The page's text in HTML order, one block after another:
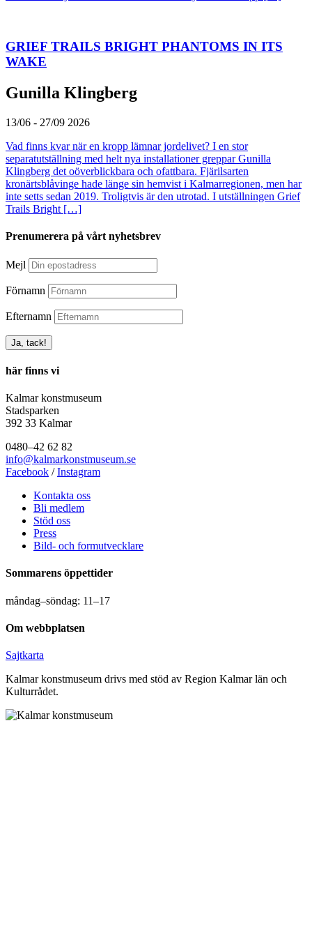
GRIEF TRAILS BRIGHT PHANTOMS IN ITS
WAKE
Gunilla Klingberg
13/06 - 27/09 2026
Vad finns kvar när en kropp lämnar jordelivet? I en stor
separatutställning med helt nya installationer greppar Gunilla
Klingberg det oöverblickbara och ofattbara. Fjärilsarten
kronärtsblåvinge hade länge sin hemvist i Kalmarregionen, men har
inte setts sedan 2019. Troligtvis är den utrotad. I utställningen Grief
Trails Bright […]
Prenumerera på vårt nyhetsbrev
Mejl
Förnamn
Efternamn
här finns vi
Kalmar konstmuseum
Stadsparken
392 33 Kalmar
0480–42 62 82
info@kalmarkonstmuseum.se
Facebook /Instagram
Kontakta oss
Bli medlem
Stöd oss
Press
Bild- och formutvecklare
Sommarens öppettider
måndag–söndag: 11–17
Om webbplatsen
Sajtkarta
Kalmar konstmuseum drivs med stöd av Region Kalmar län och
Kulturrådet.